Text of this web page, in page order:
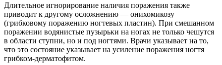
Длительное игнорирование наличия поражения также
приводит к другому осложнению — онихомикозу
(грибковому поражению ногтевых пластин). При смешанном
поражении водянистые пузырьки на ногах не только чешутся
в области ступни, но и под ногтями. Врачи указывает на то,
что это состояние указывает на усиление поражения ногтя
грибком-дерматофитом.